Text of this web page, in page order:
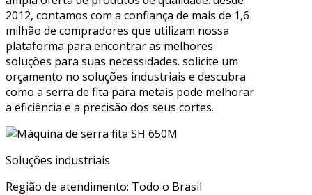
2012, contamos com a confiança de mais de 1,6
milhão de compradores que utilizam nossa
plataforma para encontrar as melhores
soluções para suas necessidades. solicite um
orçamento no soluções industriais e descubra
como a serra de fita para metais pode melhorar
a eficiência e a precisão dos seus cortes.
Soluções industriais
Região de atendimento: Todo o Brasil